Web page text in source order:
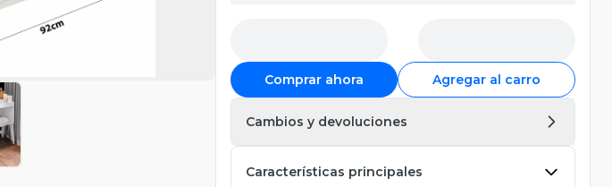
Comprar ahora Agregar al carro
Cambios y devoluciones
Características principales